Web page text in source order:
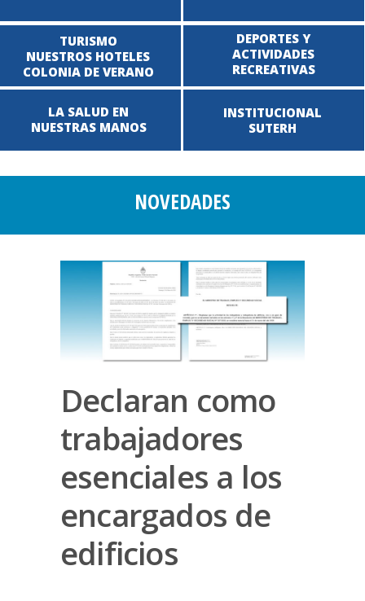
TURISMO
NUESTROS HOTELES
COLONIA DE VERANO
DEPORTES Y
ACTIVIDADES
RECREATIVAS
LA SALUD EN
NUESTRAS MANOS
INSTITUCIONAL
SUTERH
NOVEDADES
Declaran como
trabajadores
esenciales a los
encargados de
edificios